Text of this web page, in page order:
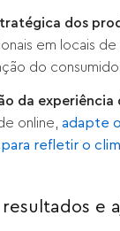
dos
em locais de
do
da experiência
online,adapte
para refletir o
resultados e